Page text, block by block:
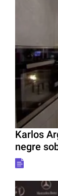
Karlos
negre